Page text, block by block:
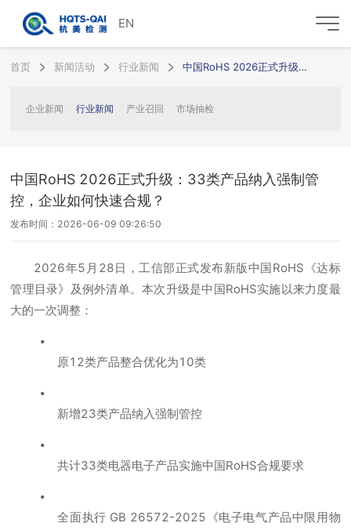
EN
首页 新闻活动 行业新闻 中国RoHS 2026正式升级：33类产品纳入强制管控，企业如何快速合规？
企业新闻 行业新闻 产业召回 市场抽检
中国RoHS 2026正式升级：33类产品纳入强制管
控，企业如何快速合规？
发布时间：2026-06-09 09:26:50
2026年5月28日，工信部正式发布新版中国RoHS《达标
管理目录》及例外清单。本次升级是中国RoHS实施以来力度最
大的一次调整：
原12类产品整合优化为10类
新增23类产品纳入强制管控
共计33类电器电子产品实施中国RoHS合规要求
全面执行 GB 26572-2025《电子电气产品中限用物